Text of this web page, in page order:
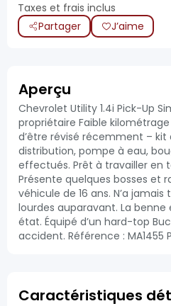
Taxes et frais inclus
Partager
J’aime
Aperçu
Chevrolet Utility 1.4i Pick-Up
propriétaire Faible
d’être révisé récemment – kit
distribution, pompe à eau,
effectués. Prêt à travailler en
Présente quelques bosses et
véhicule de 16 ans. N’a
lourdes auparavant. La
état. Équipé d’un hard-top
accident. Référence : MA1455
Caractéristiques